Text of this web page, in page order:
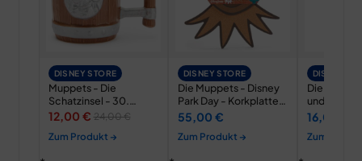
DISNEY STORE
Muppets - Die
Schatzinsel - 30.
Jubiläum - Becher
12,00 € 24,00 €
Zum Produkt →
DISNEY STORE
Die Muppets - Disney
Park Day - Korkplatte
für Sammler…
55,00 €
Zum Produkt →
DISNEY
Die
und Miss
16,00 €
Zum